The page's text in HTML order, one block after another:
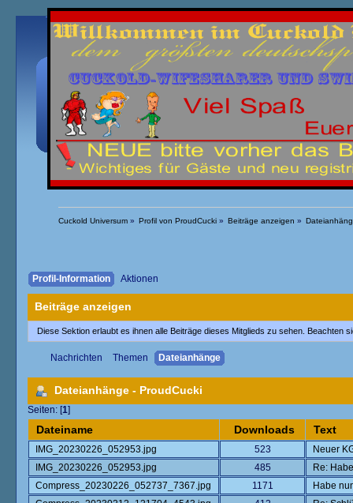
Übersicht Kalender Einloggen Registrieren
Cuckold Universum» Profil von ProudCucki» Beiträge anzeigen »
Profil-Information Aktionen
Beiträge anzeigen
Diese Sektion erlaubt es ihnen alle Beiträge dieses Mitglieds zu sehen.
Nachrichten Themen Dateianhänge
Dateianhänge - ProudCucki
Seiten: [1]
Dateiname Downloads Text
IMG_20230226_052953.jpg 523
Neuer
IMG_20230226_052953.jpg
485
Re:
Compress_20230226_052737_7367.jpg
1171
Habe